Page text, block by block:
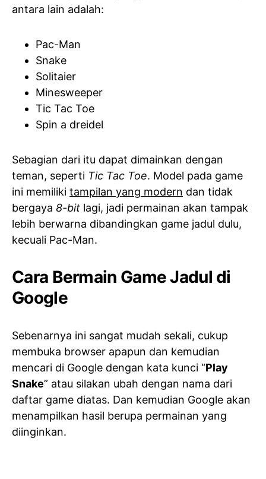
antara lain adalah:
Pac-Man
Snake
Solitaier
Minesweeper
Tic Tac Toe
Spin a dreidel
Sebagian dari itu dapat dimainkan dengan
teman, seperti Tic Tac Toe. Model pada game
ini memiliki tampilan yang modern dan tidak
bergaya 8-bit lagi, jadi permainan akan tampak
lebih berwarna dibandingkan game jadul dulu,
kecuali Pac-Man.
Cara Bermain Game Jadul di
Google
Sebenarnya ini sangat mudah sekali, cukup
membuka browser apapun dan kemudian
mencari di Google dengan kata kunci “Play
Snake” atau silakan ubah dengan nama dari
daftar game diatas. Dan kemudian Google akan
menampilkan hasil berupa permainan yang
diinginkan.